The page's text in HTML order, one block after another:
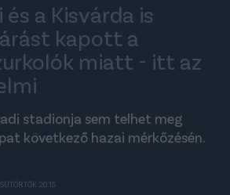
és a Kisvárda is
kapott a
miatt - itt az
stadionja sem telhet meg
következő hazai mérkőzésén.
20:15